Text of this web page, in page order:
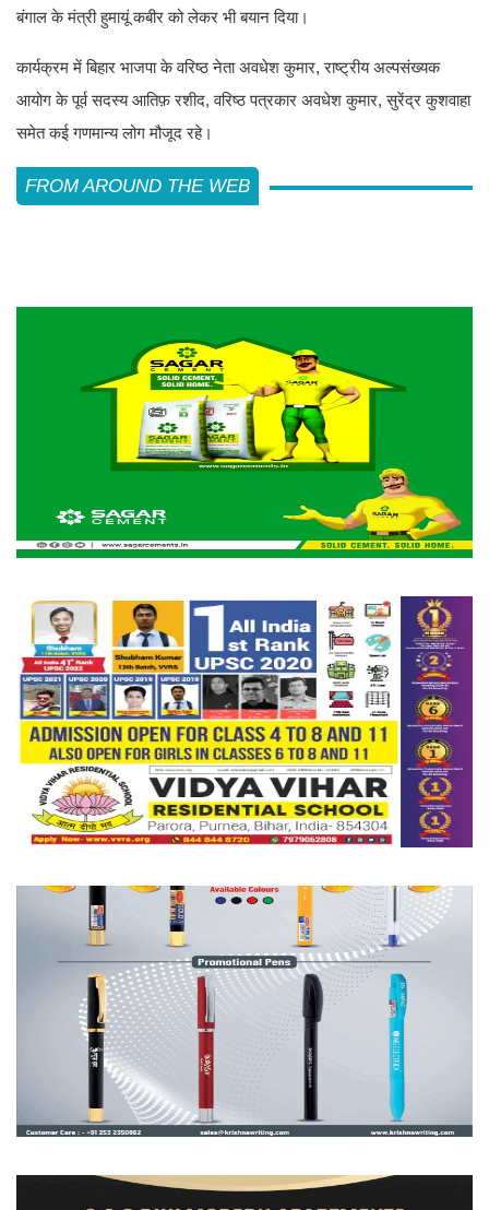
बंगाल के मंत्री हुमायूं कबीर को लेकर भी बयान दिया।
कार्यक्रम में बिहार भाजपा के वरिष्ठ नेता अवधेश कुमार, राष्ट्रीय अल्पसंख्यक
आयोग के पूर्व सदस्य आतिफ़ रशीद, वरिष्ठ पत्रकार अवधेश कुमार, सुरेंद्र कुशवाहा
समेत कई गणमान्य लोग मौजूद रहे।
FROM AROUND THE WEB